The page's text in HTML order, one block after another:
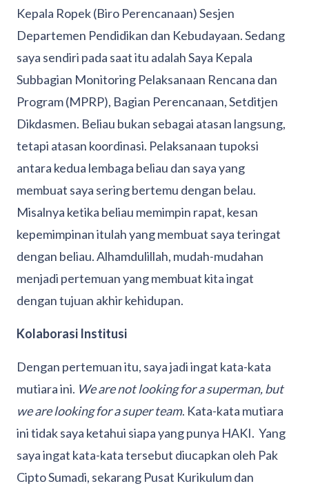
Kepala Ropek (Biro Perencanaan) Sesjen
Departemen Pendidikan dan Kebudayaan. Sedang
saya sendiri pada saat itu adalah Saya Kepala
Subbagian Monitoring Pelaksanaan Rencana dan
Program (MPRP), Bagian Perencanaan, Setditjen
Dikdasmen. Beliau bukan sebagai atasan langsung,
tetapi atasan koordinasi. Pelaksanaan tupoksi
antara kedua lembaga beliau dan saya yang
membuat saya sering bertemu dengan belau.
Misalnya ketika beliau memimpin rapat, kesan
kepemimpinan itulah yang membuat saya teringat
dengan beliau. Alhamdulillah, mudah-mudahan
menjadi pertemuan yang membuat kita ingat
dengan tujuan akhir kehidupan.
Kolaborasi Institusi
Dengan pertemuan itu, saya jadi ingat kata-kata
mutiara ini. We are not looking for a superman, but
we are looking for a super team. Kata-kata mutiara
ini tidak saya ketahui siapa yang punya HAKI. Yang
saya ingat kata-kata tersebut diucapkan oleh Pak
Cipto Sumadi, sekarang Pusat Kurikulum dan